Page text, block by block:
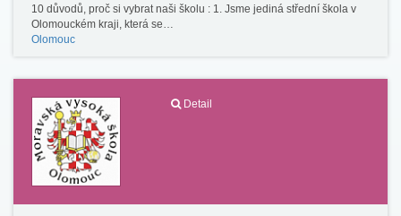
10 důvodů, proč si vybrat naši školu : 1. Jsme jediná střední škola v
Olomouckém kraji, která se…
Olomouc
Detail